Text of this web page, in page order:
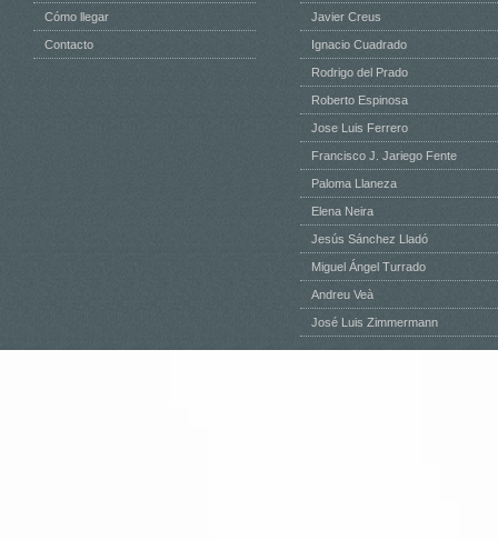
Cómo llegar
Contacto
Javier Creus
Ignacio Cuadrado
Rodrigo del Prado
Roberto Espinosa
Jose Luis Ferrero
Francisco J. Jariego Fente
Paloma Llaneza
Elena Neira
Jesús Sánchez Lladó
Miguel Ángel Turrado
Andreu Veà
José Luis Zimmermann